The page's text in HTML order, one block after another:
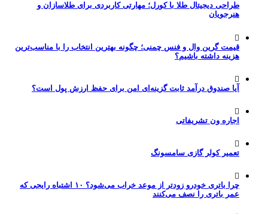
طراحی دیجیتال طلا با کورل؛ مهارتی کاربردی برای طلاسازان و
هنرجویان
قیمت گرین وال و فنس چمنی؛ چگونه بهترین انتخاب را با مناسب‌ترین
هزینه داشته باشیم؟
آیا صندوق درآمد ثابت گزینه‌ای امن برای حفظ ارزش پول است؟
اجاره ون تشریفاتی
تعمیر کولر گازی سامسونگ
چرا باتری خودرو زودتر از موعد خراب می‌شود؟ ۱۰ اشتباه رایجی که
عمر باتری را نصف می‌کنند